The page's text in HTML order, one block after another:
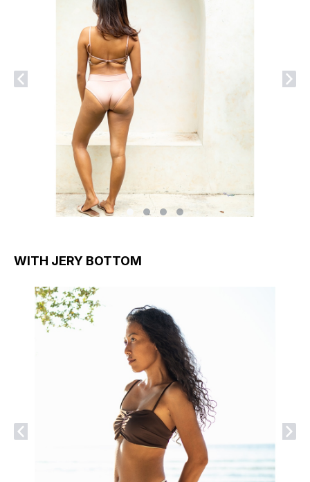
WITH JERY BOTTOM